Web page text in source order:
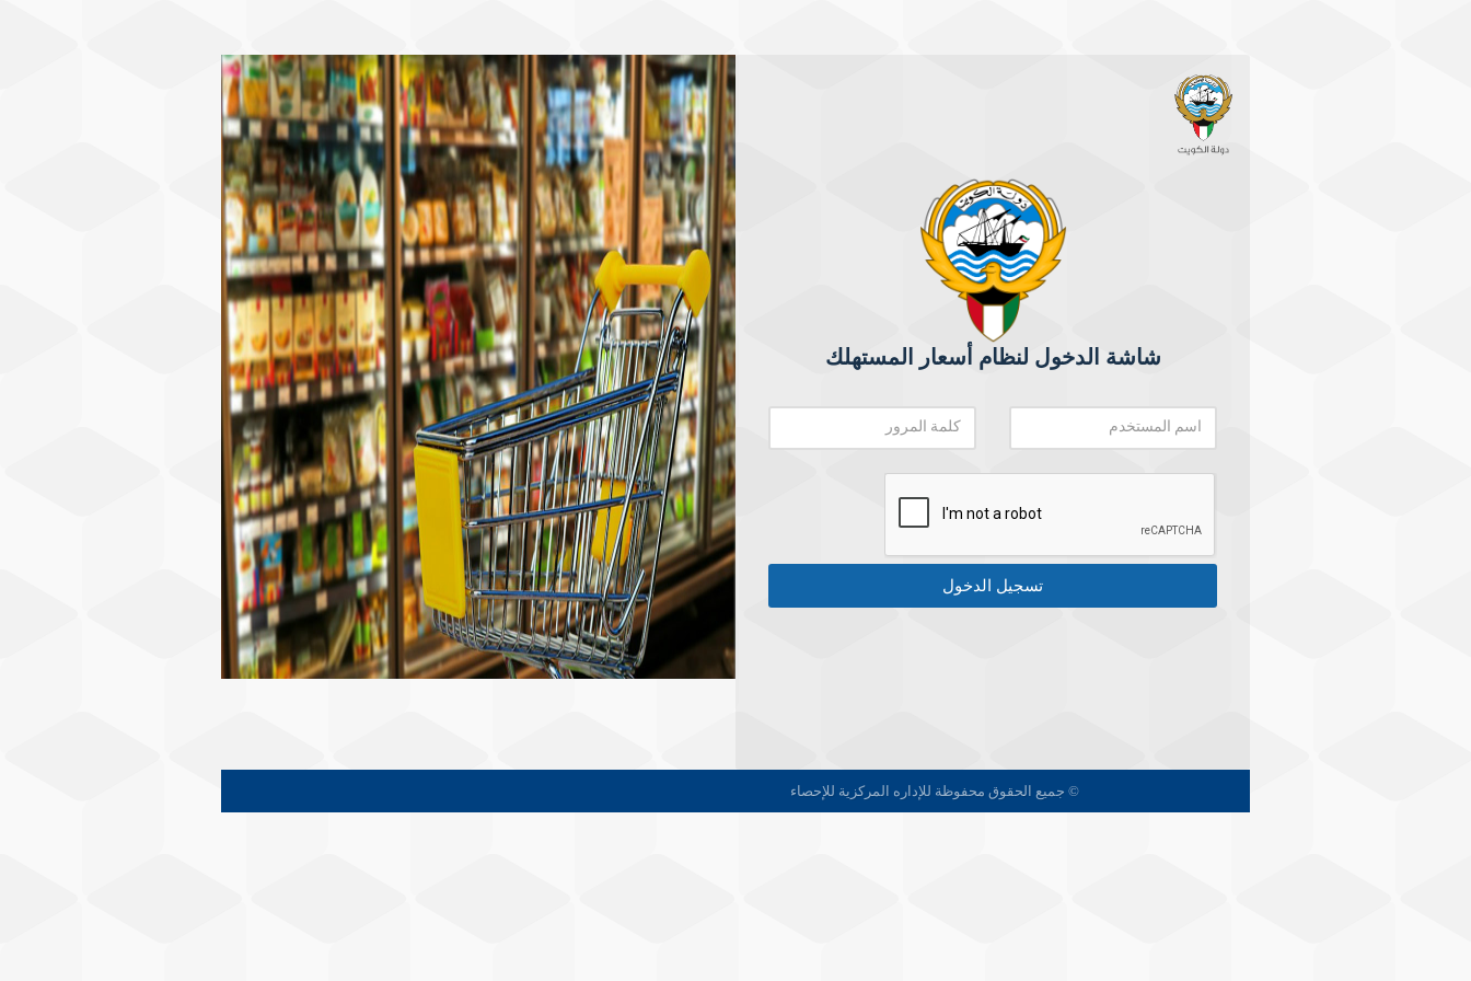
شاشة الدخول لنظام أسعار المستهلك
تسجيل الدخول
© جميع الحقوق محفوظة للإداره المركزية للإحصاء